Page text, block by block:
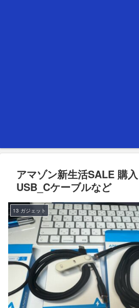
アマゾン新生活SALE 購
USB_Cケーブルなど
13 ガジェット